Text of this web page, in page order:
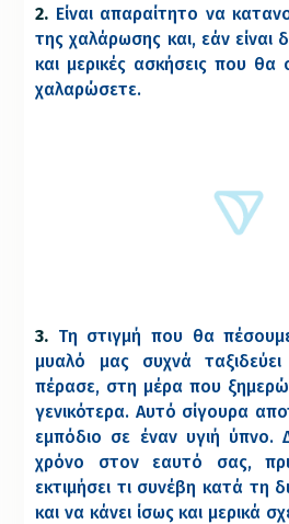
2. Είναι απαραίτητο να
της χαλάρωσης και, εάν είναι
και μερικές ασκήσεις που
χαλαρώσετε.
3. Τη στιγμή που θα
μυαλό μας συχνά
πέρασε, στη μέρα που
γενικότερα. Αυτό σίγουρα
εμπόδιο σε έναν υγιή ύπνο.
χρόνο στον εαυτό σας,
εκτιμήσει τι συνέβη κατά τη
και να κάνει ίσως και μερικά